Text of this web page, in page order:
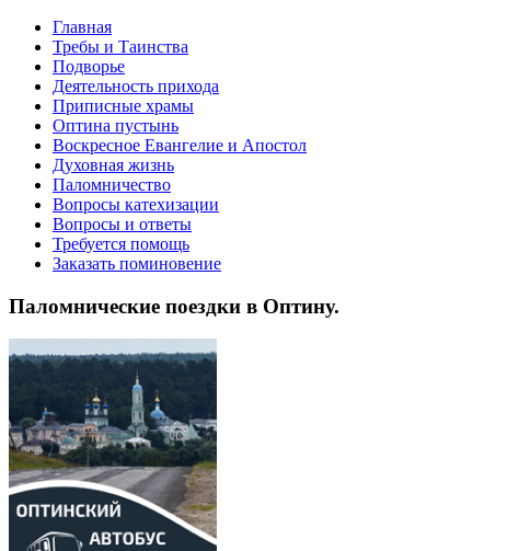
Главная
Требы и Таинства
Подворье
Деятельность прихода
Приписные храмы
Оптина пустынь
Воскресное Евангелие и Апостол
Духовная жизнь
Паломничество
Вопросы катехизации
Вопросы и ответы
Требуется помощь
Заказать поминовение
Паломнические поездки в Оптину.